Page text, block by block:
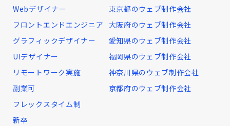
Webデザイナー
フロントエンドエンジニア
グラフィックデザイナー
UIデザイナー
リモートワーク実施
副業可
フレックスタイム制
新卒
東京都のウェブ制作会社
大阪府のウェブ制作会社
愛知県のウェブ制作会社
福岡県のウェブ制作会社
神奈川県のウェブ制作会社
京都府のウェブ制作会社